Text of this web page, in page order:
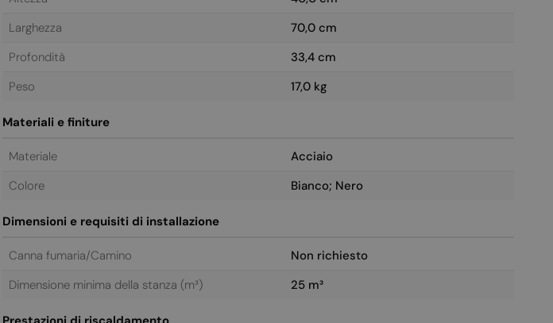
Larghezza
70,0 cm
Profondità
33,4 cm
Peso
17,0 kg
Materiali e finiture
Materiale
Acciaio
Colore
Bianco; Nero
Dimensioni e requisiti di installazione
Canna fumaria/Camino
Non richiesto
Dimensione minima della stanza (m³)
25 m³